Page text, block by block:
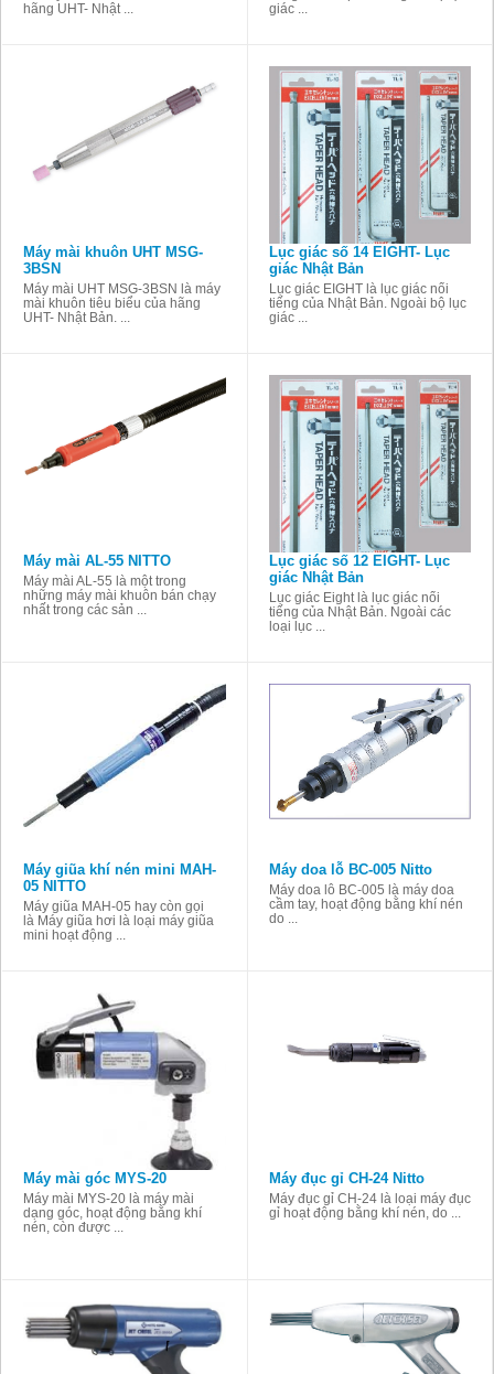
hãng UHT- Nhật ...
giác ...
Máy mài khuôn UHT MSG-
3BSN
Máy mài UHT MSG-3BSN là máy
mài khuôn tiêu biểu của hãng
UHT- Nhật Bản. ...
Lục giác số 14 EIGHT- Lục
giác Nhật Bản
Lục giác EIGHT là lục giác nổi
tiếng của Nhật Bản. Ngoài bộ lục
giác ...
Máy mài AL-55 NITTO
Máy mài AL-55 là một trong
những máy mài khuôn bán chạy
nhất trong các sản ...
Lục giác số 12 EIGHT- Lục
giác Nhật Bản
Lục giác Eight là lục giác nổi
tiếng của Nhật Bản. Ngoài các
loại lục ...
Máy giũa khí nén mini MAH-
05 NITTO
Máy giũa MAH-05 hay còn gọi
là Máy giũa hơi là loại máy giũa
mini hoạt động ...
Máy doa lỗ BC-005 Nitto
Máy doa lỗ BC-005 là máy doa
cầm tay, hoạt động bằng khí nén
do ...
Máy mài góc MYS-20
Máy mài MYS-20 là máy mài
dạng góc, hoạt động bằng khí
nén, còn được ...
Máy đục gỉ CH-24 Nitto
Máy đục gỉ CH-24 là loại máy đục
gỉ hoạt động bằng khí nén, do ...